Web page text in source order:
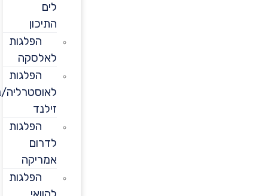
התיכון
הפלגות
לאלסקה
הפלגות
לאוסטרליה/ניו
הפלגות
לדרום
אמריקה
הפלגות